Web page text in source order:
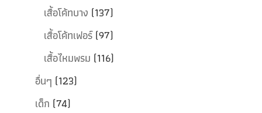
เสื้อโค้ทบาง (137)
เสื้อโค้ทเฟอร์ (97)
เสื้อไหมพรม (116)
อื่นๆ (123)
เด็ก (74)